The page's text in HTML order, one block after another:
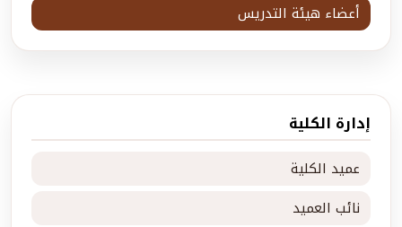
أعضاء هيئة التدريس
إدارة الكلية
عميد الكلية
نائب العميد